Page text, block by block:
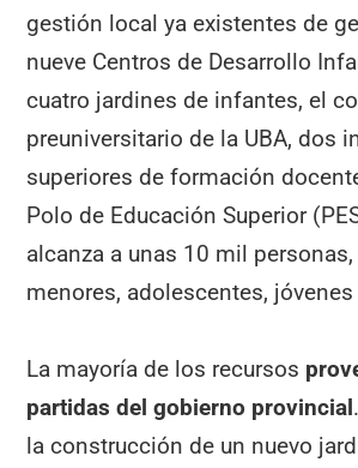
gestión local ya existentes de
nueve Centros de Desarrollo
cuatro jardines de infantes, el
preuniversitario de la UBA, dos
superiores de formación
Polo de Educación Superior
alcanza a unas 10 mil
menores, adolescentes,
La mayoría de los recursos
partidas del gobierno provincial
la construcción de un nuevo